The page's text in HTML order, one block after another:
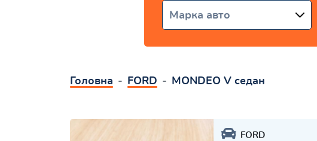
Марка авто
Головна FORD MONDEO V седан
FORD